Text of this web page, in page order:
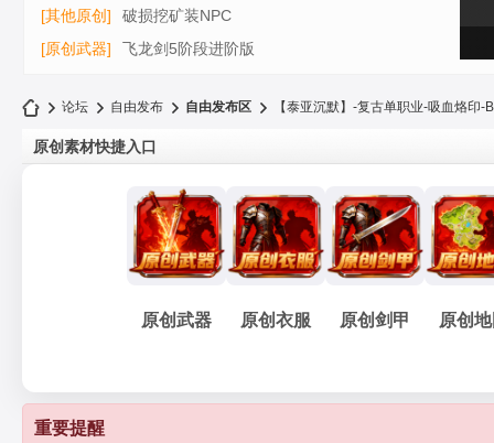
[其他原创]
破损挖矿装NPC
[原创武器]
飞龙剑5阶段进阶版
孽
论坛 自由发布
›
自由发布区
›
【泰亚沉默】-复古单职业-吸血烙印-
原创素材快捷入口
原创武器 原创衣服 原创剑甲 原创
重要提醒